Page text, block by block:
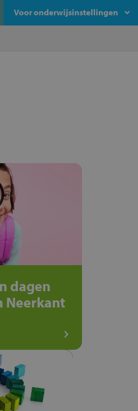
Voor onderwijsinstellingen
dagen
Neerkant